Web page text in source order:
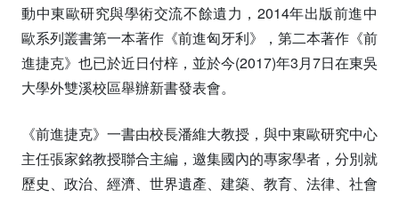
動中東歐研究與學術交流不餘遺力，2014年出版前進中
歐系列叢書第一本著作《前進匈牙利》，第二本著作《前
進捷克》也已於近日付梓，並於今(2017)年3月7日在東吳
大學外雙溪校區舉辦新書發表會。
《前進捷克》一書由校長潘維大教授，與中東歐研究中心
主任張家銘教授聯合主編，邀集國內的專家學者，分別就
歷史、政治、經濟、世界遺產、建築、教育、法律、社會